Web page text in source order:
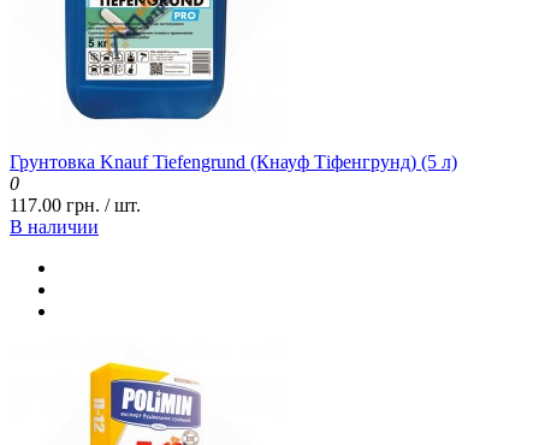
Грунтовка Knauf Tiefengrund (Кнауф Тіфенгрунд) (5 л)
0
117.00 грн. / шт.
В наличии